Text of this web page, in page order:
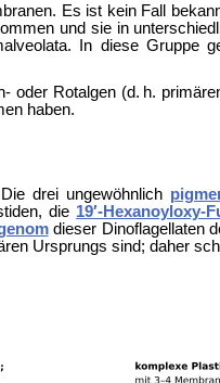
Es ist kein Fall
und sie in
In diese Gruppe
Rotalgen (d. h.
haben.
drei ungewöhnlich
die 19′-Hexanoyloxy-
dieser Dinoflagellaten
Ursprungs sind; daher